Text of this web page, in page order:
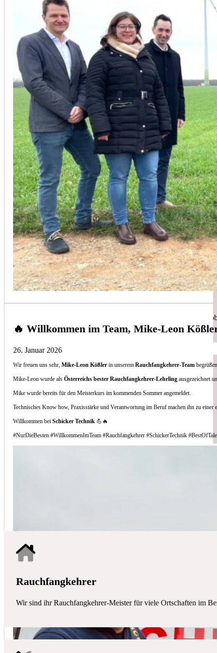
🔥 Willkommen im Team, Mike-Leon
26. Januar 2026
Wir freuen uns sehr,Mike-Leon Kößler in unseremRauchfangkehrer-Team
Mike-Leon wurde alsÖsterreichs bester Rauchfangkehrer-Lehrling ausgezeichnet
Mike wurde bereits für den Meisterkurs im kommenden Sommer angemeldet.
Technisches Know how, Praxisstärke und Verantwortung im Beruf machen ihn zu
Willkommen beiSchicker Technik 💪🔥
#NurDieBesten #WillkommenImTeam #Rauchfangkehrer #SchickerTechnik
Unsere Kunden vertrauen auf unsere langjährige Erfahrung und
Christoph Windisch
aus unseren Google-Bewertungen
Vom Anbot bis zur Fertigstellung alles rasch und
(Umbau) wurde besprochen und problemlos gelöst.
Johanna Koe
aus unseren Google-Bewertungen
Sehr freundlich! Hat alles super geklappt!
Simon Bilek
Anruf, 3 Stunden später war jemand Vorort, Problem
Thomas Gornix
aus unseren Google-Bewertungen
Nettes Team, und kompetente Beratung.
Rauchfangkehrer
Wir sind ihr Rauchfangkehrer-Meister für viele Ortschaften im